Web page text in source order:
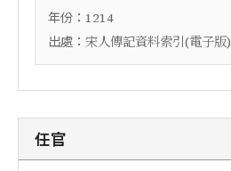
年份： 1214
出處： 宋人傳記資料索引(電子版)
任官